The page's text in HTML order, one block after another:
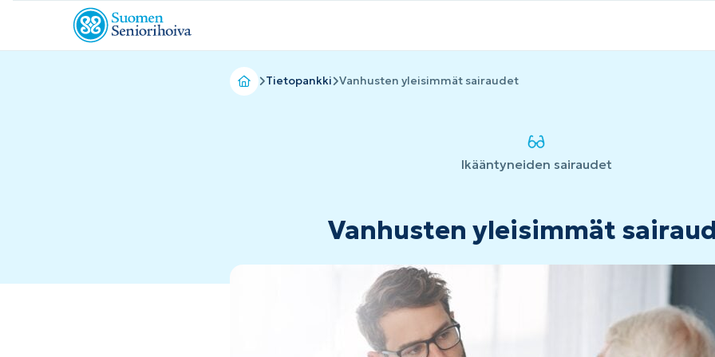
Tietopankki Vanhusten yleisimmät sairaudet
Ikääntyneiden sairaudet
Vanhusten yleisimmät